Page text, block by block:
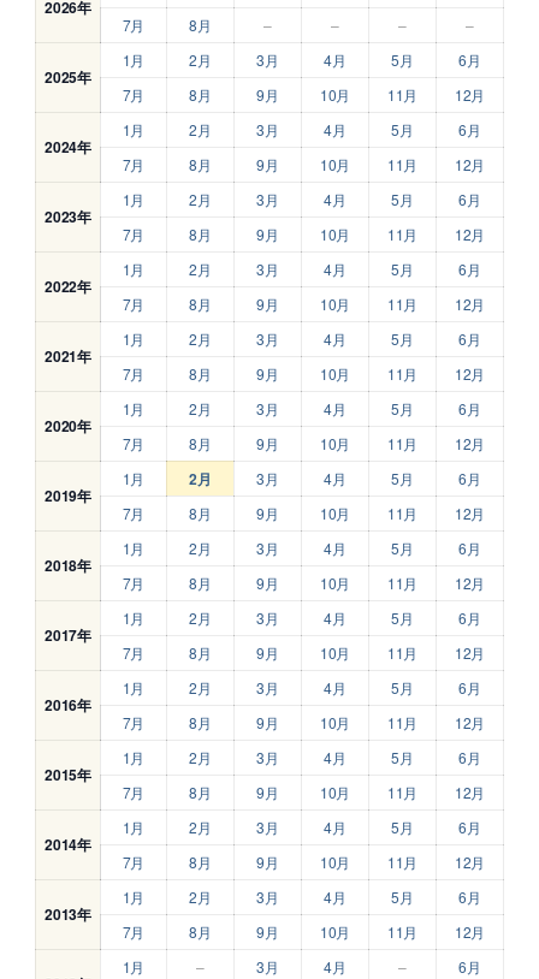
2026年
7月
8月 – – – –
2025年
1月 2月 3月 4月 5月
6月
7月
8月 9月 10月 11月 12月
2024年
1月 2月 3月 4月 5月
6月
7月
8月 9月 10月 11月 12月
2023年
1月 2月 3月 4月 5月
6月
7月
8月 9月 10月 11月 12月
2022年
1月 2月 3月 4月 5月
6月
7月
8月 9月 10月 11月 12月
2021年
1月 2月 3月 4月 5月
6月
7月
8月 9月 10月 11月 12月
2020年
1月 2月 3月 4月 5月
6月
7月
8月 9月 10月 11月 12月
2019年
1月 2月 3月 4月 5月
6月
7月
8月 9月 10月 11月 12月
2018年
1月 2月 3月 4月 5月
6月
7月
8月 9月 10月 11月 12月
2017年
1月 2月 3月 4月 5月
6月
7月
8月 9月 10月 11月 12月
2016年
1月 2月 3月 4月 5月
6月
7月
8月 9月 10月 11月 12月
2015年
1月 2月 3月 4月 5月
6月
7月
8月 9月 10月 11月 12月
2014年
1月 2月 3月 4月 5月
6月
7月
8月 9月 10月 11月 12月
2013年
1月 2月 3月 4月 5月
6月
7月
8月 9月 10月 11月 12月
1月 – 3月 4月 –
6月